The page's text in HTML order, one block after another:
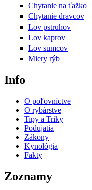
Chytanie na ťažko
Chytanie dravcov
Lov pstruhov
Lov kaprov
Lov sumcov
Miery rýb
Info
O poľovníctve
O rybárstve
Tipy a Triky
Podujatia
Zákony
Kynológia
Fakty
Zoznamy